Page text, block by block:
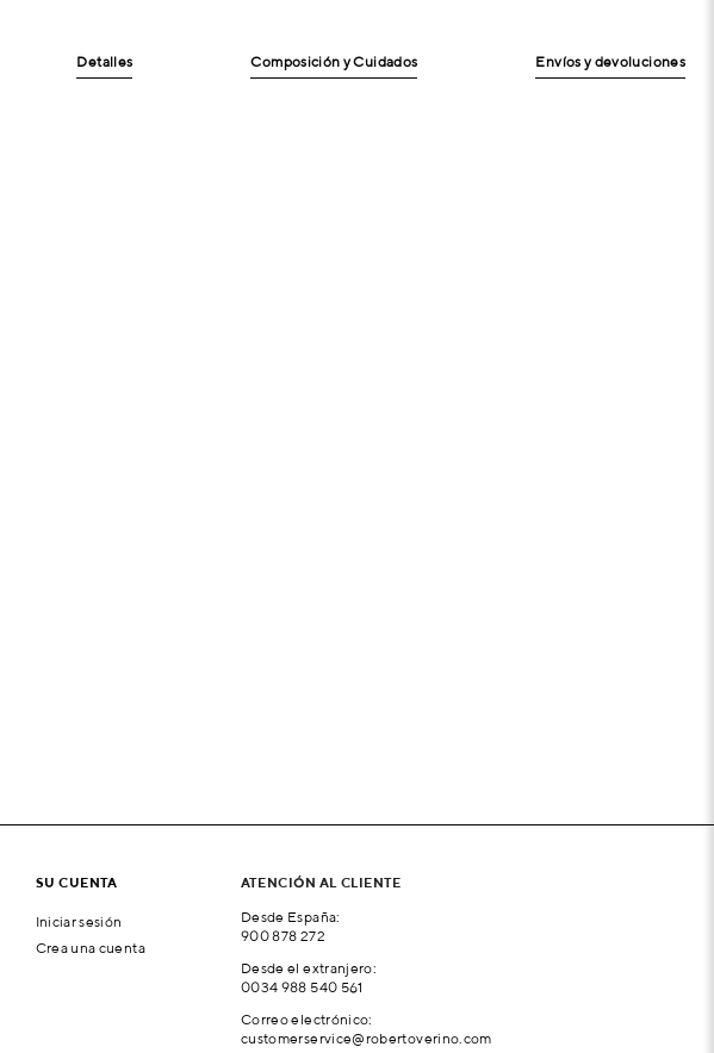
Detalles Composición y Cuidados Envíos y devoluciones
SU CUENTA
Iniciar sesión
Crea una cuenta
ATENCIÓN AL CLIENTE
Desde España:
900 878 272
Desde el extranjero:
0034 988 540 561
Correo electrónico:
customerservice@robertoverino.com